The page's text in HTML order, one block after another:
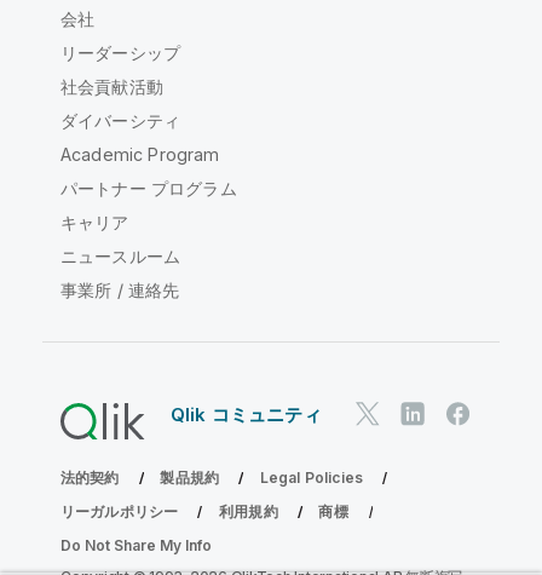
会社
リーダーシップ
社会貢献活動
ダイバーシティ
Academic Program
パートナー プログラム
キャリア
ニュースルーム
事業所 / 連絡先
Qlik コミュニティ
法的契約 製品規約
Legal Policies
リーガルポリシー
利用規約
商標
Do Not Share My Info